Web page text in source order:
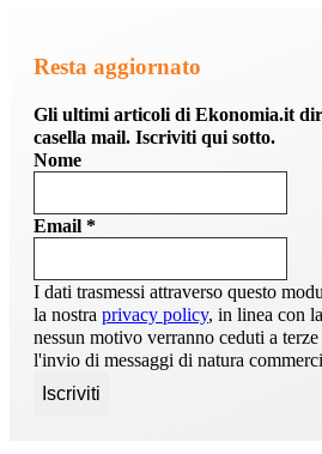
Resta aggiornato
Gli ultimi articoli di Ekonomia.it
casella mail. Iscriviti qui sotto.
Nome
Email *
I dati trasmessi attraverso questo
la nostra privacy policy, in linea con
nessun motivo verranno ceduti a
l'invio di messaggi di natura